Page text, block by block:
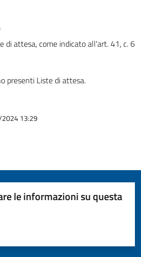
di attesa, come indicato all'art. 41, c. 6
presenti Liste di attesa.
2024 13:29
le informazioni su questa
5 stelle su 5
su 5
su 5